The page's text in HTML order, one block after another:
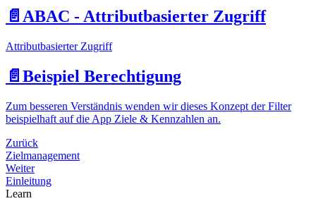
📄️ ABAC - Attributbasierter Zugriff
Attributbasierter Zugriff
📄️ Beispiel Berechtigung
Zum besseren Verständnis wenden wir dieses Konzept der Filter
beispielhaft auf die App Ziele & Kennzahlen an.
Zurück
Zielmanagement
Weiter
Einleitung
Learn